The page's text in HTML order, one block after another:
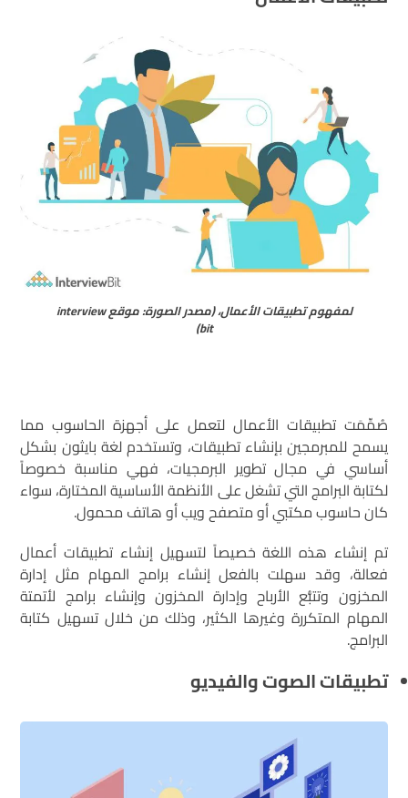
لمفهوم تطبيقات الأعمال، (مصدر الصورة: موقع interview
bit)
صُمِّمَت تطبيقات الأعمال لتعمل على أجهزة الحاسوب مما
يسمح للمبرمجين بإنشاء تطبيقات، وتستخدم لغة بايثون بشكل
أساسي في مجال تطوير البرمجيات، فهي مناسبة خصوصاً
لكتابة البرامج التي تشغل على الأنظمة الأساسية المختارة، سواء
كان حاسوب مكتبي أو متصفح ويب أو هاتف محمول.
تم إنشاء هذه اللغة خصيصاً لتسهيل إنشاء تطبيقات أعمال
فعالة، وقد سهلت بالفعل إنشاء برامج المهام مثل إدارة
المخزون وتتبُّع الأرباح وإدارة المخزون وإنشاء برامج لأتمتة
المهام المتكررة وغيرها الكثير، وذلك من خلال تسهيل كتابة
البرامج.
تطبيقات الصوت والفيديو